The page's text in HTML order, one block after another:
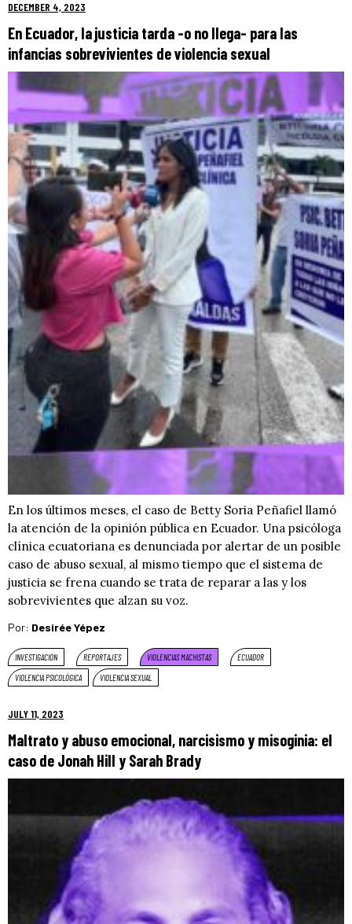
DECEMBER 4, 2023
En Ecuador, la justicia tarda -o no llega- para las
infancias sobrevivientes de violencia sexual
En los últimos meses, el caso de Betty Soria Peñafiel llamó
la atención de la opinión pública en Ecuador. Una psicóloga
clínica ecuatoriana es denunciada por alertar de un posible
caso de abuso sexual, al mismo tiempo que el sistema de
justicia se frena cuando se trata de reparar a las y los
sobrevivientes que alzan su voz.
Por: Desirée Yépez
INVESTIGACION REPORTAJES VIOLENCIAS MACHISTAS
ECUADOR
VIOLENCIA PSICOLÓGICA
VIOLENCIA SEXUAL
JULY 11, 2023
Maltrato y abuso emocional, narcisismo y misoginia: el
caso de Jonah Hill y Sarah Brady